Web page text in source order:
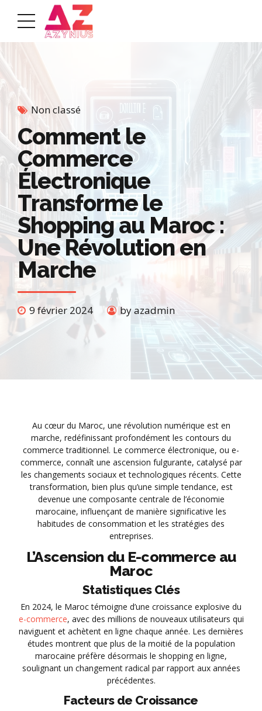
Non classé
Comment le
Commerce
Électronique
Transforme le
Shopping au Maroc :
Une Révolution en
Marche
9 février 2024 by azadmin
Au cœur du Maroc, une révolution numérique est en
marche, redéfinissant profondément les contours du
commerce traditionnel. Le commerce électronique, ou e-
commerce, connaît une ascension fulgurante, catalysé par
les changements sociaux et technologiques récents. Cette
transformation, bien plus qu’une simple tendance, est
devenue une composante centrale de l’économie
marocaine, influençant de manière significative les
habitudes de consommation et les stratégies des
entreprises.
L’Ascension du E-commerce au
Maroc
Statistiques Clés
En 2024, le Maroc témoigne d’une croissance explosive du
e-commerce, avec des millions de nouveaux utilisateurs qui
naviguent et achètent en ligne chaque année. Les dernières
études montrent que plus de la moitié de la population
marocaine préfère désormais le shopping en ligne,
soulignant un changement radical par rapport aux années
précédentes.
Facteurs de Croissance